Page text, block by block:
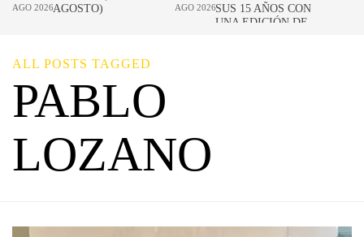
ALL POSTS TAGGED
PABLO
LOZANO